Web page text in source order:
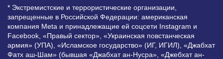
* Экстремистские и террористические организации,
запрещенные в Российской Федерации: американская
компания Meta и принадлежащие ей соцсети Instagram и
Facebook, «Правый сектор», «Украинская повстанческая
армия» (УПА), «Исламское государство» (ИГ, ИГИЛ), «Джабхат
Фатх аш-Шам» (бывшая «Джабхат ан-Нусра», «Джебхат ан-